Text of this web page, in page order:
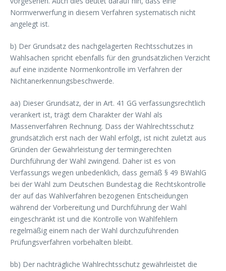
Normverwerfung in diesem Verfahren systematisch nicht
angelegt ist.
b) Der Grundsatz des nachgelagerten Rechtsschutzes in
Wahlsachen spricht ebenfalls für den grundsätzlichen Verzicht
auf eine inzidente Normenkontrolle im Verfahren der
Nichtanerkennungsbeschwerde.
aa) Dieser Grundsatz, der in Art. 41 GG verfassungsrechtlich
verankert ist, trägt dem Charakter der Wahl als
Massenverfahren Rechnung. Dass der Wahlrechtsschutz
grundsätzlich erst nach der Wahl erfolgt, ist nicht zuletzt aus
Gründen der Gewährleistung der termingerechten
Durchführung der Wahl zwingend. Daher ist es von
Verfassungs wegen unbedenklich, dass gemäß § 49 BWahlG
bei der Wahl zum Deutschen Bundestag die Rechtskontrolle
der auf das Wahlverfahren bezogenen Entscheidungen
während der Vorbereitung und Durchführung der Wahl
eingeschränkt ist und die Kontrolle von Wahlfehlern
regelmäßig einem nach der Wahl durchzuführenden
Prüfungsverfahren vorbehalten bleibt.
bb) Der nachträgliche Wahlrechtsschutz gewährleistet die